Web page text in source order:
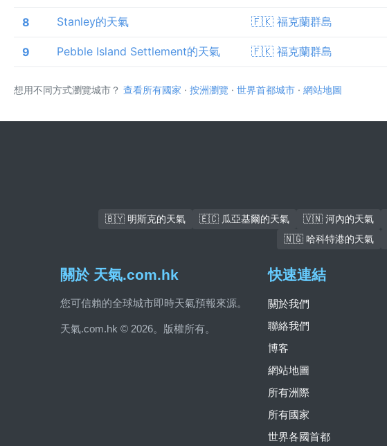
8 Stanley的天氣 🇫🇰 福克蘭群島
9 Pebble Island Settlement的天氣 🇫🇰 福克蘭群島
想用不同方式瀏覽城市？ 查看所有國家 · 按洲瀏覽 · 世界首都城市 · 網站地圖
🇧🇾 明斯克的天氣 🇪🇨 瓜亞基爾的天氣 🇻🇳 河內的天氣
🇳🇬 哈科特港的天氣
關於 天氣.com.hk
您可信賴的全球城市即時天氣預報來源。
天氣.com.hk © 2026。版權所有。
快速連結
關於我們
聯絡我們
博客
網站地圖
所有洲際
所有國家
世界各國首都